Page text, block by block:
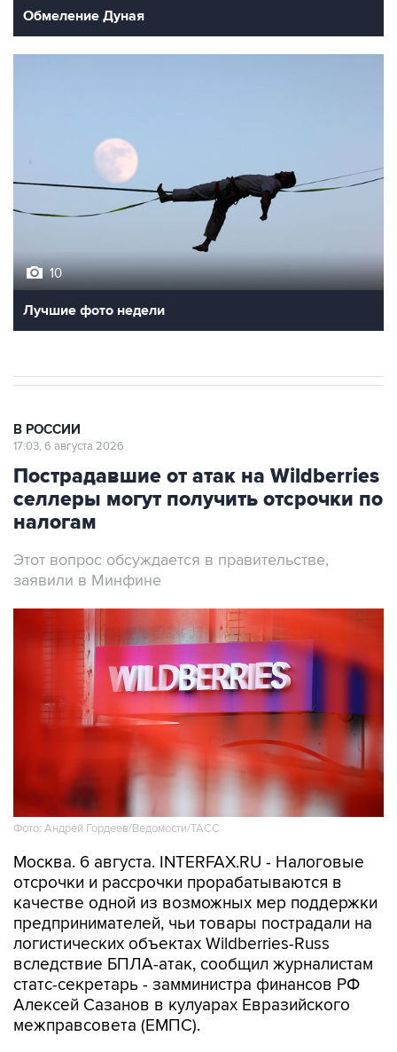
Обмеление Дуная
10
Лучшие фото недели
В РОССИИ
17:03, 6 августа 2026
Пострадавшие от атак на Wildberries
селлеры могут получить отсрочки по
налогам
Этот вопрос обсуждается в правительстве,
заявили в Минфине
Фото: Андрей Гордеев/Ведомости/ТАСС
Москва. 6 августа. INTERFAX.RU - Налоговые
отсрочки и рассрочки прорабатываются в
качестве одной из возможных мер поддержки
предпринимателей, чьи товары пострадали на
логистических объектах Wildberries-Russ
вследствие БПЛА-атак, сообщил журналистам
статс-секретарь - замминистра финансов РФ
Алексей Сазанов в кулуарах Евразийского
межправсовета (ЕМПС).